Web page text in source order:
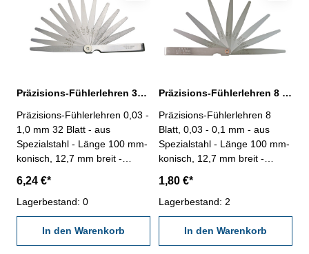
Präzisions-Fühlerlehren 32 Blatt, 0,03 - 1,0 mm, Spezialstahl
Präzisions-Fühlerlehren 0,03 -
1,0 mm 32 Blatt - aus
Spezialstahl - Länge 100 mm-
konisch, 12,7 mm breit -
Werksnorm, 12 µm
Anzahl/Satz: 32 Blatt
Messbereich mm: 0,03 - 1,0
6,24 €*
Lagerbestand: 0
In den Warenkorb
Präzisions-Fühlerlehren 8 Blatt, 0,03 - 0,1 mm, Spezialstahl
Präzisions-Fühlerlehren 8
Blatt, 0,03 - 0,1 mm - aus
Spezialstahl - Länge 100 mm-
konisch, 12,7 mm breit -
Werksnorm, 12 µm
Anzahl/Satz: 8 Blatt
Messbereich mm: 0,03 - 0,1
1,80 €*
Lagerbestand: 2
In den Warenkorb